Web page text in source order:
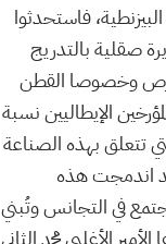
فاستحدثوا
صقلية بالتدريج
وخصوصا القطن
الإيطاليين نسبة
تتعلق بهذه الصناعة
اندمجت هذه
في التجانس وتُبني
الأغلبي محمد الثاني